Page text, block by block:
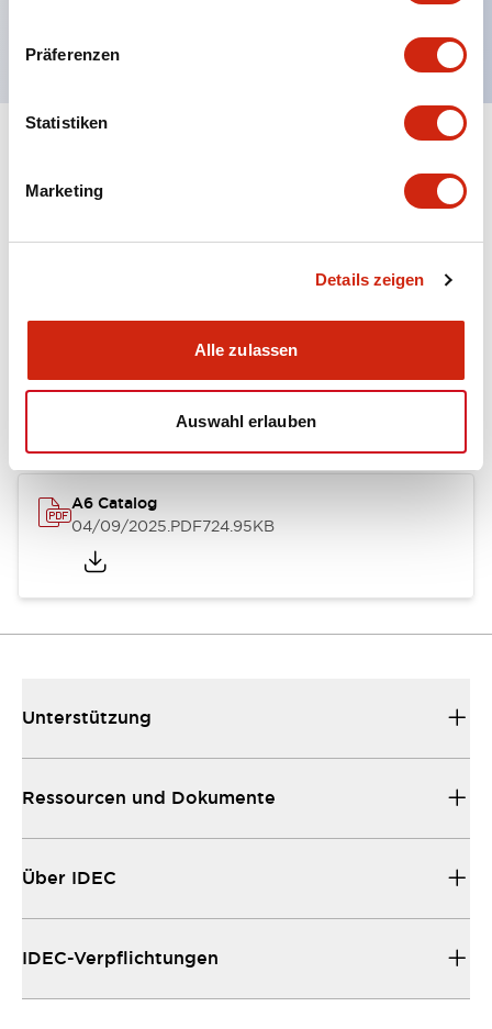
Präferenzen
Statistiken
Marketing
Details zeigen
Alle zulassen
Auswahl erlauben
Other Specifications
Dokumente und Dateien
Kataloge & Broschüren
A6 Catalog
04/09/2025.PDF724.95KB
Unterstützung
Ressourcen und Dokumente
Über IDEC
IDEC-Verpflichtungen